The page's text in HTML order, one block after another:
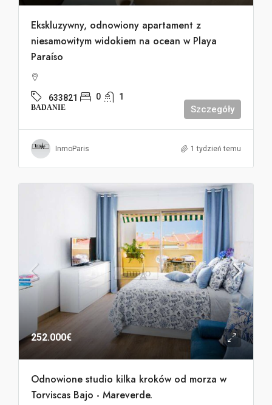
Ekskluzywny, odnowiony apartament z
niesamowitym widokiem na ocean w Playa
Paraíso
633821 0 1
BADANIE Szczegóły
InmoParis 1 tydzień temu
252.000€
Odnowione studio kilka kroków od morza w
Torviscas Bajo - Mareverde.